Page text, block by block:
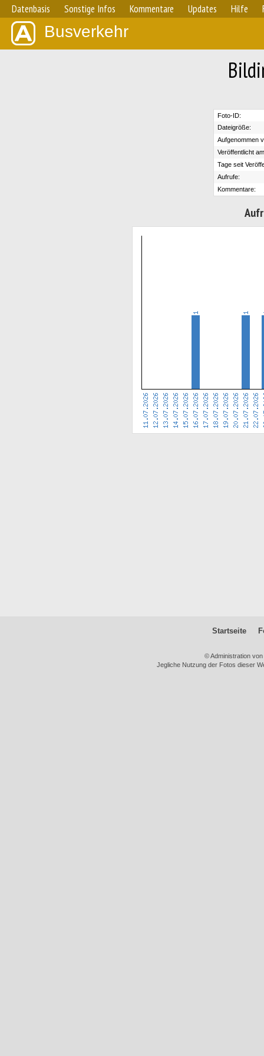
Datenbasis Sonstige Infos Kommentare Updates Hilfe
Busverkehr
Foto-ID:
Dateigröße:
Aufgenommen
Veröffentlicht
Tage seit
Aufrufe:
Kommentare:
Startseite
© Administration
Jegliche Nutzung der Fotos dieser